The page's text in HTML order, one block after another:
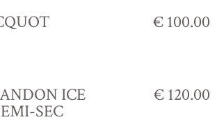
€ 100.00
ICE
SEC
€ 120.00